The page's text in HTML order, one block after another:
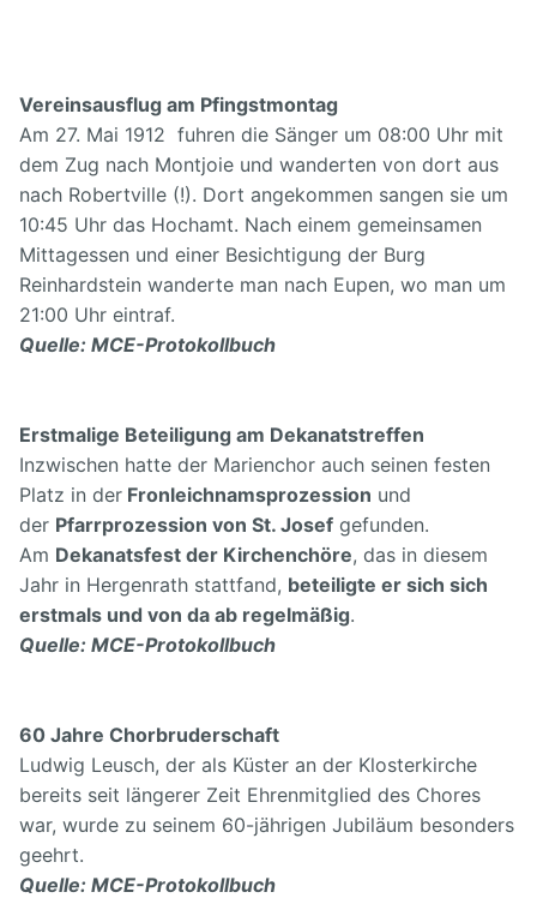
Vereinsausflug am Pfingstmontag
Am 27. Mai 1912 fuhren die Sänger um 08:00 Uhr mit
dem Zug nach Montjoie und wanderten von dort aus
nach Robertville (!). Dort angekommen sangen sie um
10:45 Uhr das Hochamt. Nach einem gemeinsamen
Mittagessen und einer Besichtigung der Burg
Reinhardstein wanderte man nach Eupen, wo man um
21:00 Uhr eintraf.
Quelle: MCE-Protokollbuch
Erstmalige Beteiligung am Dekanatstreffen
Inzwischen hatte der Marienchor auch seinen festen
Platz in der Fronleichnamsprozession und
der Pfarrprozession von St. Josef gefunden.
Am Dekanatsfest der Kirchenchöre, das in diesem
Jahr in Hergenrath stattfand, beteiligte er sich sich
erstmals und von da ab regelmäßig.
Quelle: MCE-Protokollbuch
60 Jahre Chorbruderschaft
Ludwig Leusch, der als Küster an der Klosterkirche
bereits seit längerer Zeit Ehrenmitglied des Chores
war, wurde zu seinem 60-jährigen Jubiläum besonders
geehrt.
Quelle: MCE-Protokollbuch